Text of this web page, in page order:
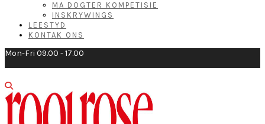
MA DOGTER KOMPETISIE
INSKRYWINGS
LEESTYD
KONTAK ONS
Mon-Fri 09.00 - 17.00